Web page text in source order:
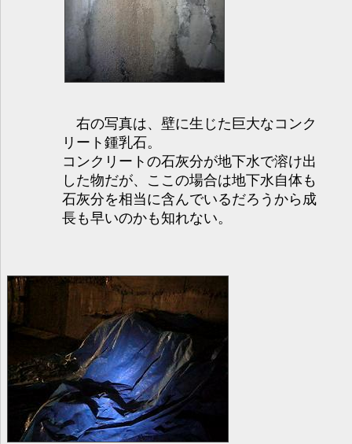
右の写真は、壁に生じた巨大なコンク
リート鍾乳石。
コンクリートの石灰分が地下水で溶け出
した物だが、ここの場合は地下水自体も
石灰分を相当に含んでいるだろうから成
長も早いのかも知れない。